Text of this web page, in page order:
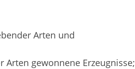
Arten und
gewonnene Erzeugnisse;